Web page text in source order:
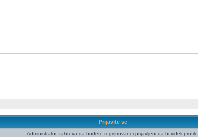
Prijavite se
Administrator zahteva da budete registrovani i prijavljeni da bi videli profile.